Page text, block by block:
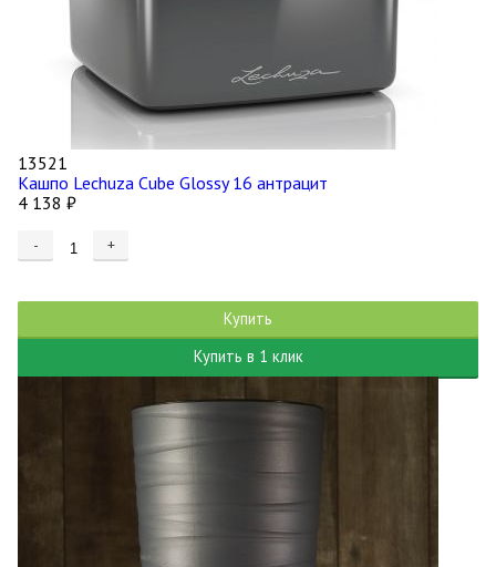
13521
Кашпо Lechuza Cube Glossy 16 антрацит
4 138 ₽
- +
Купить
Купить в 1 клик